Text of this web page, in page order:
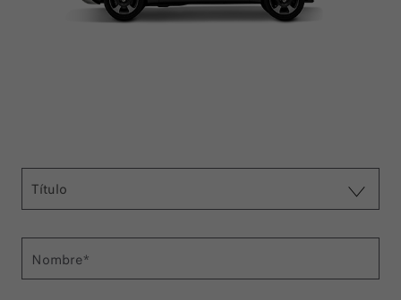
Título
Nombre*